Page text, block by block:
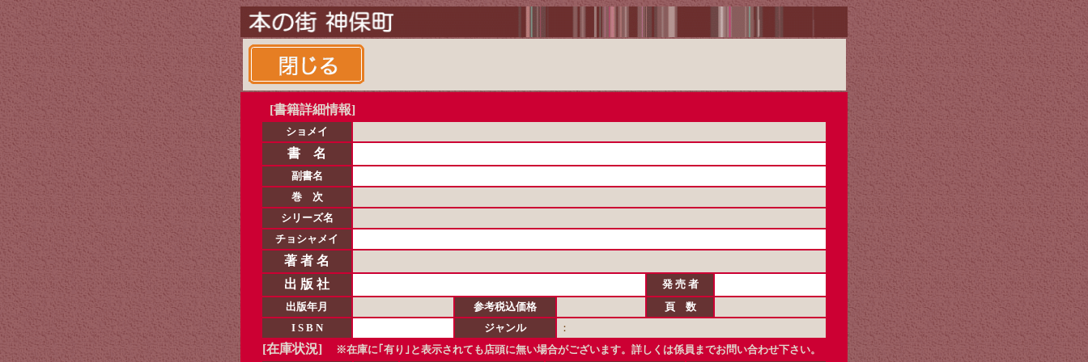
[書籍詳細情報]
ショメイ
書 名
副書名
巻 次
シリーズ名
チョシャメイ
著 者 名
出 版 社
発 売 者
出版年月
参考税込価格
頁 数
I S B N
ジャンル ：
[在庫状況] ※在庫に｢有り｣と表示されても店頭に無い場合がございます。詳しくは係員までお問い合わせ下さい。